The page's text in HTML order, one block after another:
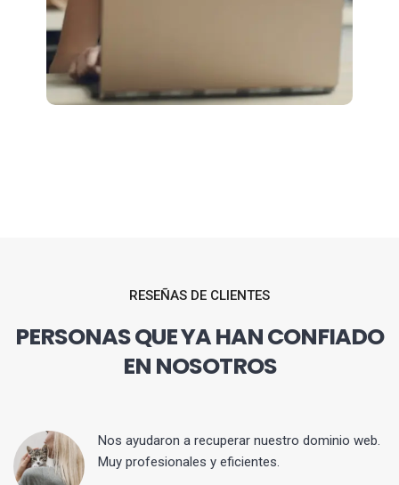
RESEÑAS DE CLIENTES
PERSONAS QUE YA HAN CONFIADO
EN NOSOTROS
Nos ayudaron a recuperar nuestro dominio web.
Muy profesionales y eficientes.